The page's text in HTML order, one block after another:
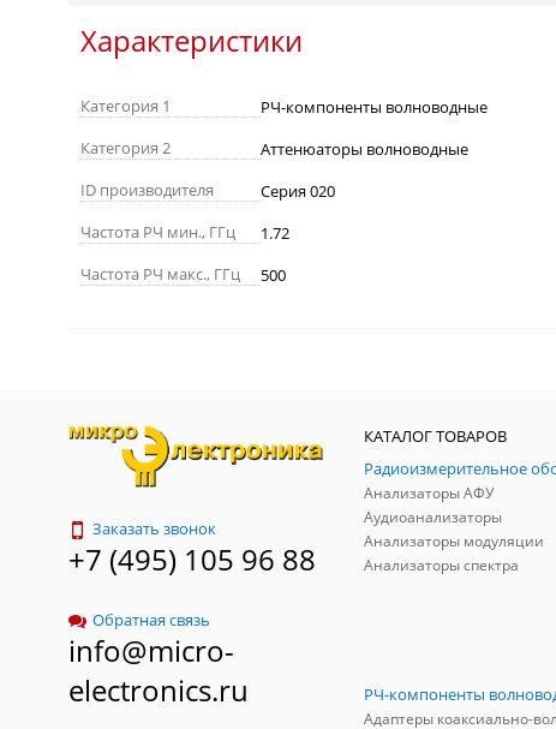
Характеристики
Категория 1
РЧ-компоненты волноводные
Категория 2
Аттенюаторы волноводные
ID производителя
Серия 020
Частота РЧ мин., ГГц
1.72
Частота РЧ макс., ГГц
500
Заказать звонок
+7 (495) 105 96 88
Обратная связь
info@micro-
electronics.ru
КАТАЛОГ ТОВАРОВ
Анализаторы АФУ
Аудиоанализаторы
Анализаторы модуляции
Анализаторы спектра